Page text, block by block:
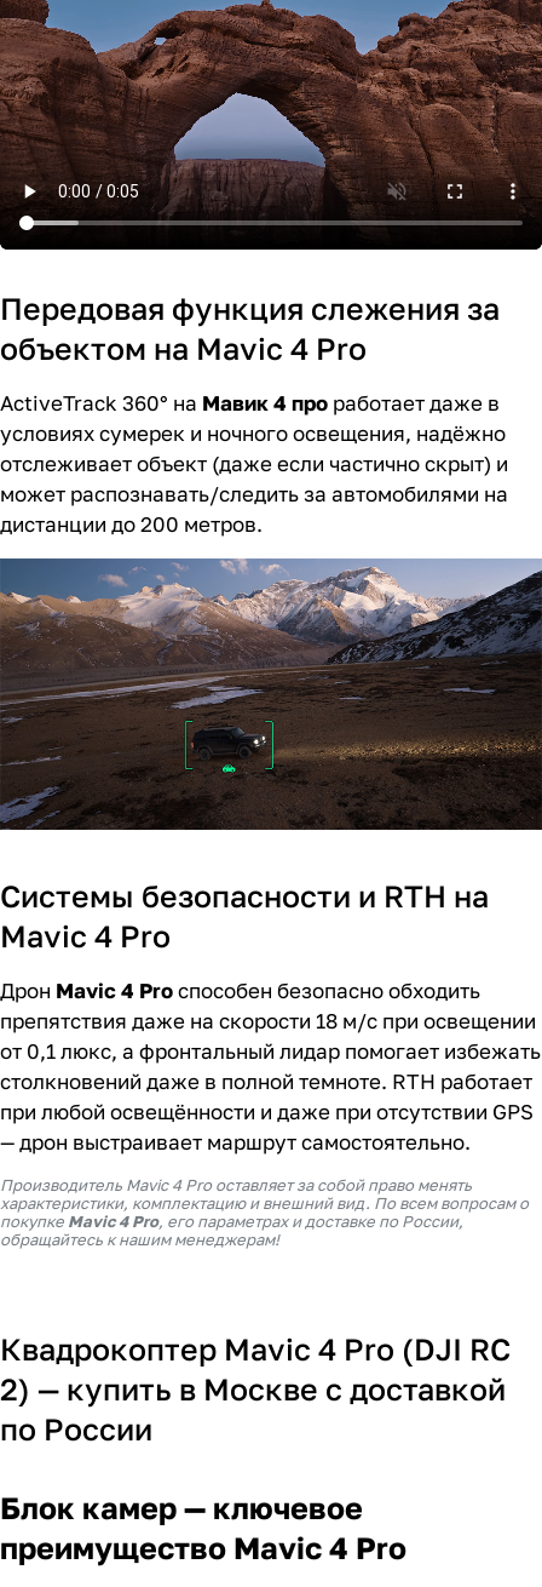
Передовая функция слежения за
объектом на Mavic 4 Pro
ActiveTrack 360° на Мавик 4 про работает даже в
условиях сумерек и ночного освещения, надёжно
отслеживает объект (даже если частично скрыт) и
может распознавать/следить за автомобилями на
дистанции до 200 метров.
Системы безопасности и RTH на
Mavic 4 Pro
Дрон Mavic 4 Proспособен безопасно обходить
препятствия даже на скорости 18 м/с при освещении
от 0,1 люкс, а фронтальный лидар помогает избежать
столкновений даже в полной темноте. RTH работает
при любой освещённости и даже при отсутствии GPS
— дрон выстраивает маршрут самостоятельно.
Производитель Mavic 4 Pro оставляет за собой право менять
характеристики, комплектацию и внешний вид. По всем вопросам о
покупке Mavic 4 Pro, его параметрах и доставке по России,
обращайтесь к нашим менеджерам!
Квадрокоптер Mavic 4 Pro (DJI RC
2) — купить в Москве с доставкой
по России
Блок камер — ключевое
преимущество Mavic 4 Pro